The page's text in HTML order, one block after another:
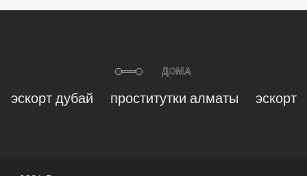
эскорт дубай проститутки алматы эскорт